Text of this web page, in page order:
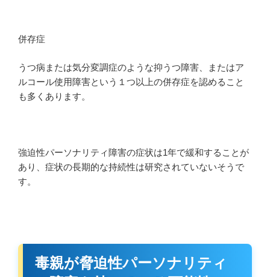
併存症
うつ病または気分変調症のような抑うつ障害、またはア
ルコール使用障害という１つ以上の併存症を認めること
も多くあります。
強迫性パーソナリティ障害の症状は1年で緩和することが
あり、症状の長期的な持続性は研究されていないそうで
す。
毒親が脅迫性パーソナリティ